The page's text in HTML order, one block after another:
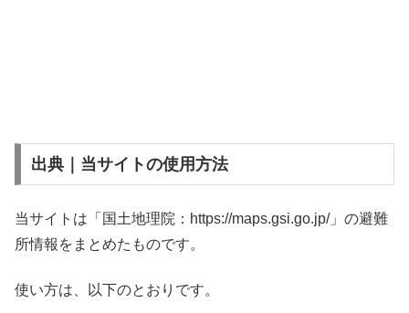
出典｜当サイトの使用方法
当サイトは「国土地理院：https://maps.gsi.go.jp/」の避難
所情報をまとめたものです。
使い方は、以下のとおりです。